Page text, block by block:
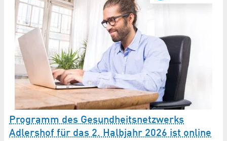
Programm des Gesundheitsnetzwerks
Adlershof für das 2. Halbjahr 2026 ist online